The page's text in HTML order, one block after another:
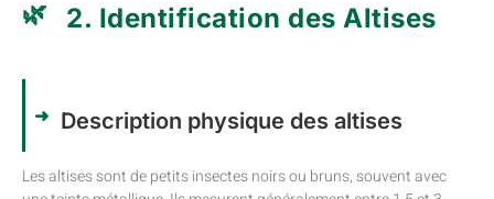
2. Identification des Altises
Description physique des altises
Les altises sont de petits insectes noirs ou bruns, souvent avec